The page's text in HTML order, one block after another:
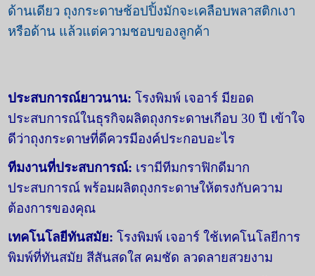
ด้านเดียว ถุงกระดาษช้อปปิ้งมักจะเคลือบพลาสติกเงา
หรือด้าน แล้วแต่ความชอบของลูกค้า
ประสบการณ์ยาวนาน: โรงพิมพ์ เจอาร์ มียอด
ประสบการณ์ในธุรกิจผลิตถุงกระดาษเกีอบ 30 ปี เข้าใจ
ดีว่าถุงกระดาษที่ดีควรมีองค์ประกอบอะไร
ทีมงานที่ประสบการณ์: เรามีทีมกราฟิกดีมาก
ประสบการณ์ พร้อมผลิตถุงกระดาษให้ตรงกับความ
ต้องการของคุณ
เทคโนโลยีทันสมัย: โรงพิมพ์ เจอาร์ ใช้เทคโนโลยีการ
พิมพ์ที่ทันสมัย สีสันสดใส คมชัด ลวดลายสวยงาม